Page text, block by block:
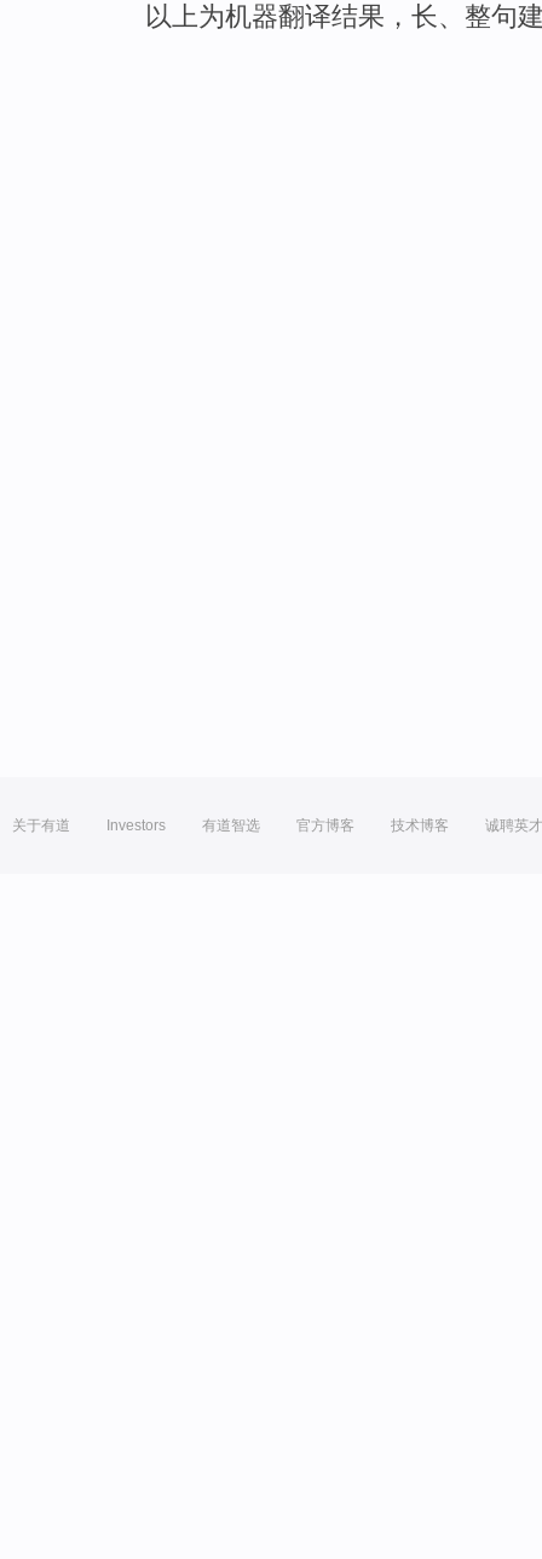
以上为机器翻译结果，长、整句
关于有道 Investors 有道智选 官方博客 技术博客 诚聘英才